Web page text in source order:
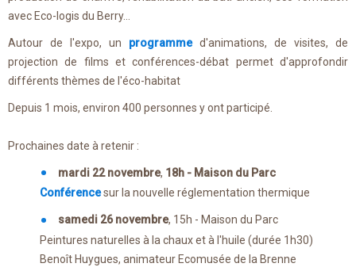
avec Eco-logis du Berry...
Autour de l'expo, un programmed'animations, de visites, de
projection de films et conférences-débat permet d'approfondir
différents thèmes de l'éco-habitat
Depuis 1 mois, environ 400 personnes y ont participé.
Prochaines date à retenir :
mardi 22 novembre, 18h - Maison du Parc
Conférencesur la nouvelle réglementation thermique
samedi 26 novembre, 15h - Maison du Parc
Peintures naturelles à la chaux et à l'huile (durée 1h30)
Benoît Huygues, animateur Ecomusée de la Brenne